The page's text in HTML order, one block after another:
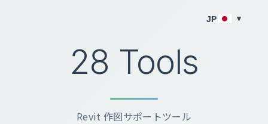
28 Tools
Revit 作図サポートツール
JP ▼